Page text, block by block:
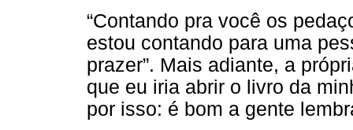
“Contando pra você os
estou contando para uma
prazer”. Mais adiante, a
que eu iria abrir o livro da
por isso: é bom a gente